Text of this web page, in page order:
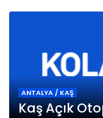
ANTALYA / KAŞ
Kaş Açık